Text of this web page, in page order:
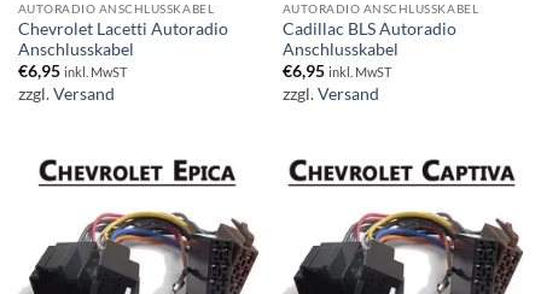
AUTORADIO ANSCHLUSSKABEL
Chevrolet Lacetti Autoradio
Anschlusskabel
€6,95 inkl. MwST
zzgl.Versand
AUTORADIO ANSCHLUSSKABEL
Cadillac BLS Autoradio
Anschlusskabel
€6,95 inkl. MwST
zzgl.Versand